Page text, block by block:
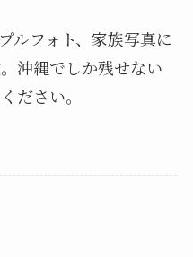
ルフォト、家族写真に
沖縄でしか残せない
ださい。